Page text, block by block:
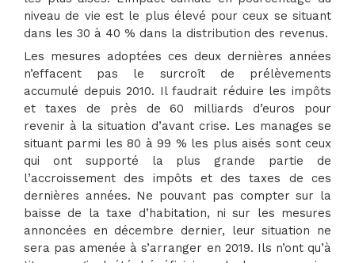
niveau de vie est le plus élevé pour ceux se situant
dans les 30 à 40 % dans la distribution des revenus.
Les mesures adoptées ces deux dernières années
n’effacent pas le surcroît de prélèvements
accumulé depuis 2010. Il faudrait réduire les impôts
et taxes de près de 60 milliards d’euros pour
revenir à la situation d’avant crise. Les manages se
situant parmi les 80 à 99 % les plus aisés sont ceux
qui ont supporté la plus grande partie de
l’accroissement des impôts et des taxes de ces
dernières années. Ne pouvant pas compter sur la
baisse de la taxe d’habitation, ni sur les mesures
annoncées en décembre dernier, leur situation ne
sera pas amenée à s’arranger en 2019. Ils n’ont qu’à